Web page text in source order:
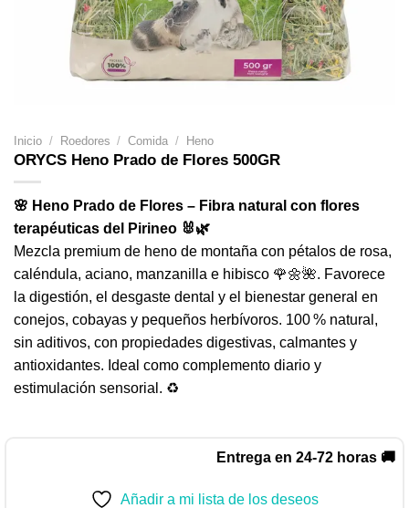
Inicio / Roedores / Comida / Heno
ORYCS Heno Prado de Flores 500GR
🌸 Heno Prado de Flores – Fibra natural con flores
terapéuticas del Pirineo 🐰🌿
Mezcla premium de heno de montaña con pétalos de rosa,
caléndula, aciano, manzanilla e hibisco 🌹🌼🌺. Favorece
la digestión, el desgaste dental y el bienestar general en
conejos, cobayas y pequeños herbívoros. 100 % natural,
sin aditivos, con propiedades digestivas, calmantes y
antioxidantes. Ideal como complemento diario y
estimulación sensorial. ♻️
Entrega en 24-72 horas 🚚
Añadir a mi lista de los deseos